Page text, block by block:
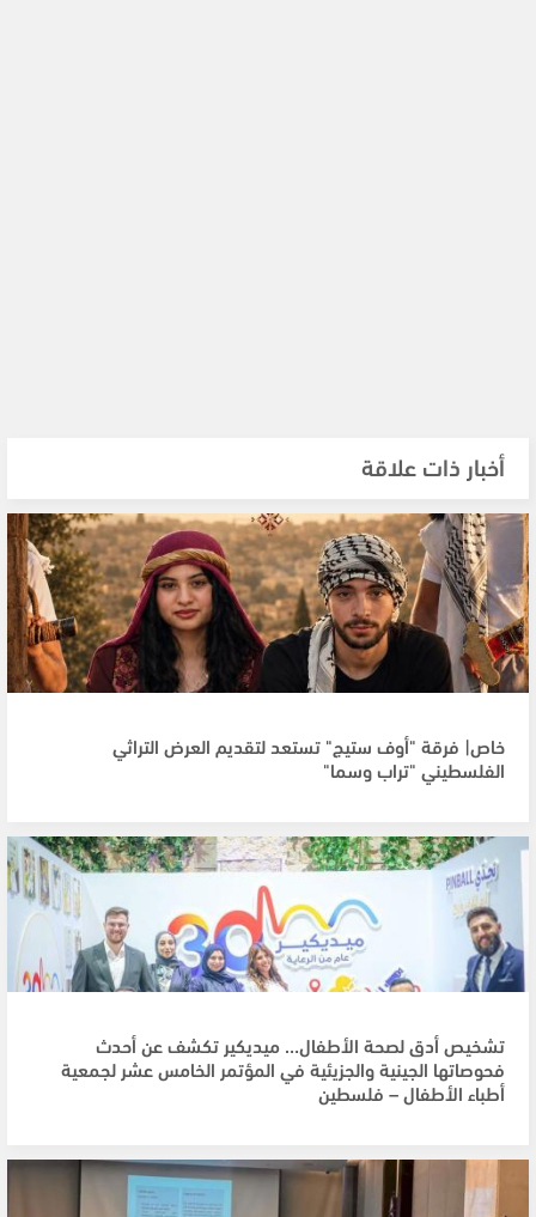
أخبار ذات علاقة
خاص| فرقة "أوف ستيج" تستعد لتقديم العرض التراثي
الفلسطيني "تراب وسما"
تشخيص أدق لصحة الأطفال… ميديكير تكشف عن أحدث
فحوصاتها الجينية والجزيئية في المؤتمر الخامس عشر لجمعية
أطباء الأطفال – فلسطين